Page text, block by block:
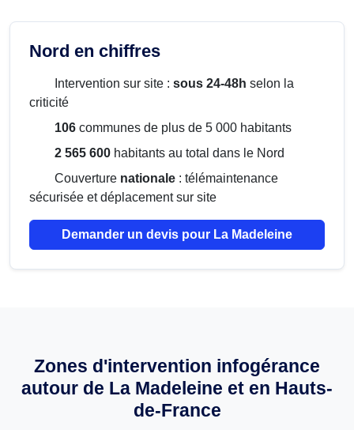
Nord en chiffres
Intervention sur site : sous 24-48h selon la
criticité
106 communes de plus de 5 000 habitants
2 565 600 habitants au total dans le Nord
Couverture nationale : télémaintenance
sécurisée et déplacement sur site
Demander un devis pour La Madeleine
Zones d'intervention infogérance
autour de La Madeleine et en Hauts-
de-France